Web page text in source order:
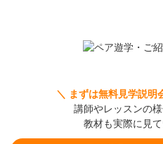
＼ まずは無料見学説明
講師やレッスンの様
教材も実際に見て